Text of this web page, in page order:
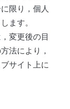
限り，個人
ます。
変更後の目
法により，
サイト上に